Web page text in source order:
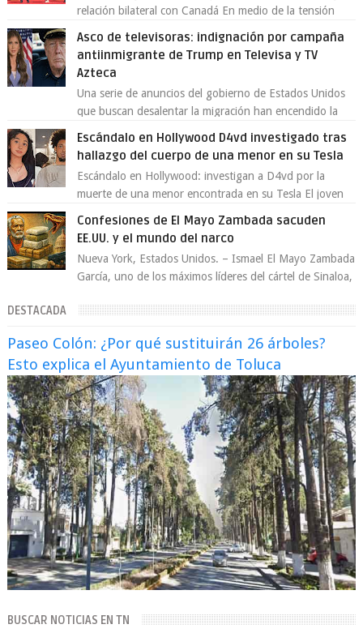
relación bilateral con Canadá En medio de la tensión
Asco de televisoras: indignación por campaña
antiinmigrante de Trump en Televisa y TV
Azteca
Una serie de anuncios del gobierno de Estados Unidos
que buscan desalentar la migración han encendido la
Escándalo en Hollywood D4vd investigado tras
hallazgo del cuerpo de una menor en su Tesla
Escándalo en Hollywood: investigan a D4vd por la
muerte de una menor encontrada en su Tesla El joven
Confesiones de El Mayo Zambada sacuden
EE.UU. y el mundo del narco
Nueva York, Estados Unidos. – Ismael El Mayo Zambada
García, uno de los máximos líderes del cártel de Sinaloa,
DESTACADA
Paseo Colón: ¿Por qué sustituirán 26 árboles?
Esto explica el Ayuntamiento de Toluca
BUSCAR NOTICIAS EN TN